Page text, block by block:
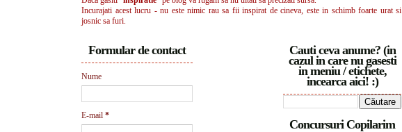
Incurajati acest lucru - nu este nimic rau sa fii inspirat de cineva, este in schimb foarte urat si
josnic sa furi.
Cauti ceva anume? (in
cazul in care nu gasesti
in meniu / etichete,
incearca aici! :)
Concursuri Copilarim
Formular de contact
Nume
E-mail *